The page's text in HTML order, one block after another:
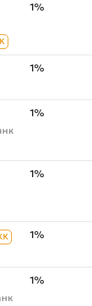
1%
1%
1%
1%
1%
1%